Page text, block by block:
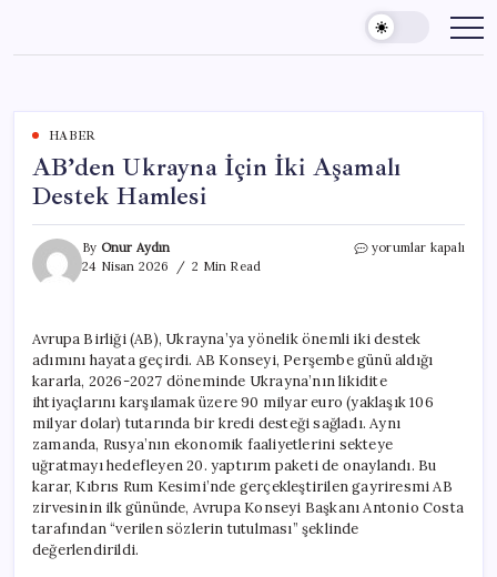
content
HABER
AB’den Ukrayna İçin İki Aşamalı
Destek Hamlesi
By Onur Aydın
24 Nisan 2026
2 Min Read
AB’den
Destek
Hamlesi
için
yorumlar kapalı
Avrupa Birliği (AB), Ukrayna’ya yönelik önemli iki destek
adımını hayata geçirdi. AB Konseyi, Perşembe günü aldığı
kararla, 2026-2027 döneminde Ukrayna’nın likidite
ihtiyaçlarını karşılamak üzere 90 milyar euro (yaklaşık 106
milyar dolar) tutarında bir kredi desteği sağladı. Aynı
zamanda, Rusya’nın ekonomik faaliyetlerini sekteye
uğratmayı hedefleyen 20. yaptırım paketi de onaylandı. Bu
karar, Kıbrıs Rum Kesimi’nde gerçekleştirilen gayriresmi AB
zirvesinin ilk gününde, Avrupa Konseyi Başkanı Antonio Costa
tarafından “verilen sözlerin tutulması” şeklinde
değerlendirildi.